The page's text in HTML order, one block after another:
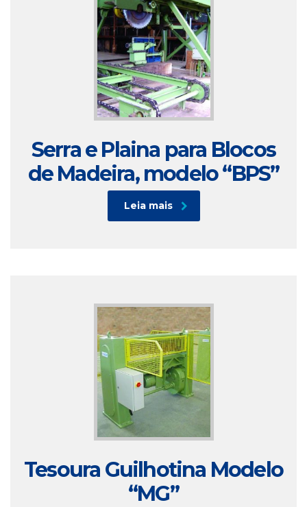
Serra e Plaina para Blocos
de Madeira, modelo “BPS”
Leia mais
Tesoura Guilhotina Modelo
“MG”